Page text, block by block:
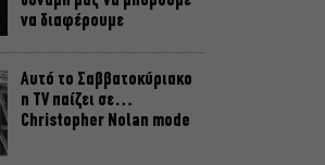
να διαφέρουμε
Αυτό το Σαββατοκύριακο
η TV παίζει σε…
Christopher Nolan mode